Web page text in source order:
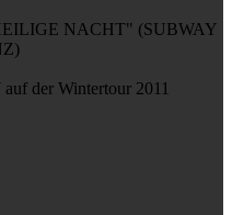
NACHT" (SUBWAY
der Wintertour 2011